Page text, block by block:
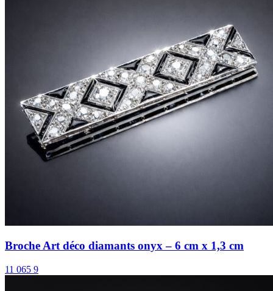
Broche Art déco diamants onyx – 6 cm x 1,3 cm
11 065 9